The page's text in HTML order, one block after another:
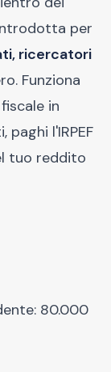
per
ricercatori
Funziona
in
l'IRPEF
tuo reddito
80.000